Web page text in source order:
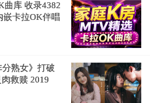
曲库 收录4382
嵌卡拉OK伴唱
熟女》打破
救赎 2019